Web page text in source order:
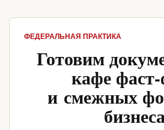
ФЕДЕРАЛЬНАЯ ПРАКТИКА
Готовим
кафе
и смежных